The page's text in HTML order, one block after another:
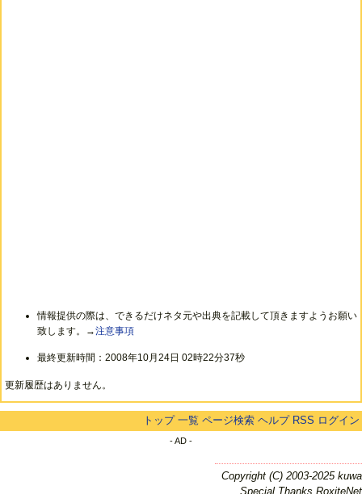
情報提供の際は、できるだけネタ元や出典を記載して頂きますようお願い
致します。→注意事項
最終更新時間：2008年10月24日 02時22分37秒
更新履歴はありません。
トップ 一覧 ページ検索 ヘルプ RSS ログイン
- AD -
Copyright (C) 2003-2025 kuwa
Special Thanks RoxiteNet